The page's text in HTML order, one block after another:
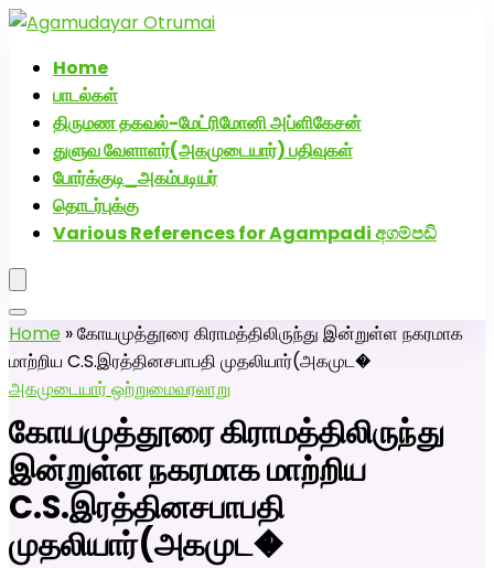
Home
பாடல்கள்
திருமண தகவல்-மேட்ரிமோனி அப்ளிகேசன்
துளுவ வேளாளர்(அகமுடையார்) பதிவுகள்
போர்க்குடி_அகம்படியர்
தொடர்புக்கு
Various References for Agampadi අගම්පඩි
Home »கோயமுத்தூரை கிராமத்திலிருந்து இன்றுள்ள நகரமாக
மாற்றிய C.S.இரத்தினசபாபதி முதலியார்(அகமுட�
அகமுடையார் ஒற்றுமைவரலாறு
கோயமுத்தூரை கிராமத்திலிருந்து
இன்றுள்ள நகரமாக மாற்றிய
C.S.இரத்தினசபாபதி
முதலியார்(அகமுட�
அகமுடையார் திருமண வரன்களுக்கு அகமுடையார்மேட்ரி-பெண்